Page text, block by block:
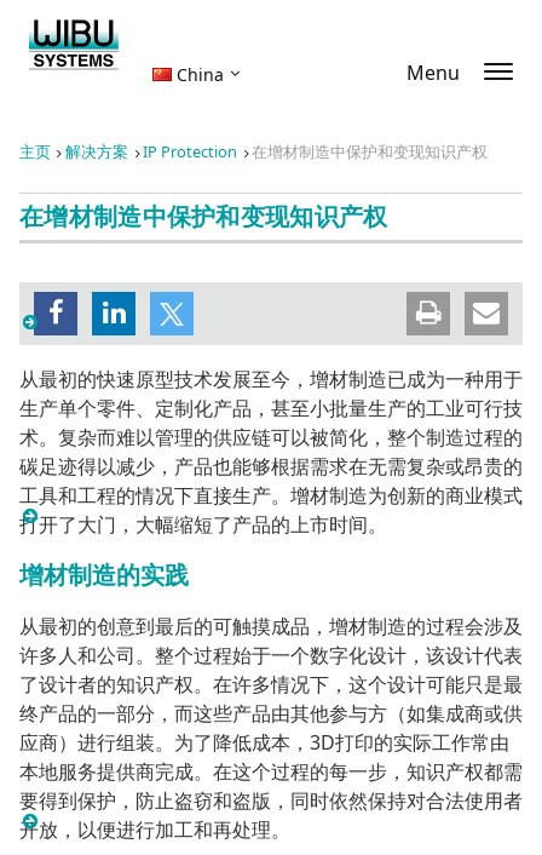
China Menu
主页 解决方案 IP Protection 在增材制造中保护和变现知识产权
在增材制造中保护和变现知识产权
从最初的快速原型技术发展至今，增材制造已成为一种用于
生产单个零件、定制化产品，甚至小批量生产的工业可行技
术。复杂而难以管理的供应链可以被简化，整个制造过程的
碳足迹得以减少，产品也能够根据需求在无需复杂或昂贵的
工具和工程的情况下直接生产。增材制造为创新的商业模式
打开了大门，大幅缩短了产品的上市时间。
增材制造的实践
从最初的创意到最后的可触摸成品，增材制造的过程会涉及
许多人和公司。整个过程始于一个数字化设计，该设计代表
了设计者的知识产权。在许多情况下，这个设计可能只是最
终产品的一部分，而这些产品由其他参与方（如集成商或供
应商）进行组装。为了降低成本，3D打印的实际工作常由
本地服务提供商完成。在这个过程的每一步，知识产权都需
要得到保护，防止盗窃和盗版，同时依然保持对合法使用者
开放，以便进行加工和再处理。